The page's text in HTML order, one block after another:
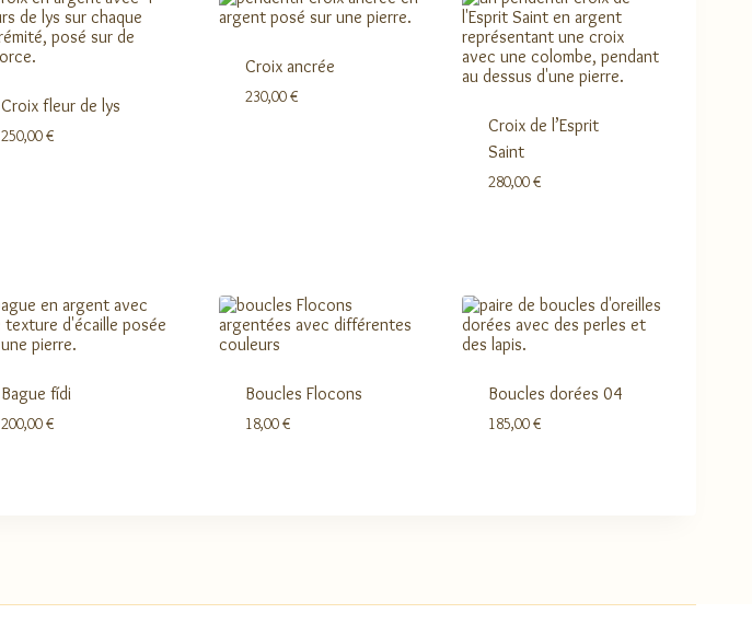
Croix fleur de lys
250,00€
Croix ancrée
230,00€
Croix de l’Esprit
Saint
280,00€
Bague fídi
200,00€
Boucles Flocons
18,00€
Boucles dorées 04
185,00€